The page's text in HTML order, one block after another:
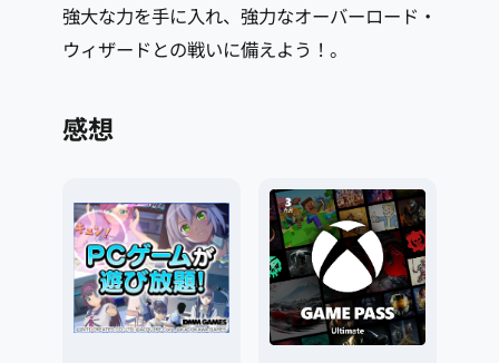
強大な力を手に入れ、強力なオーバーロード・
ウィザードとの戦いに備えよう！。
感想